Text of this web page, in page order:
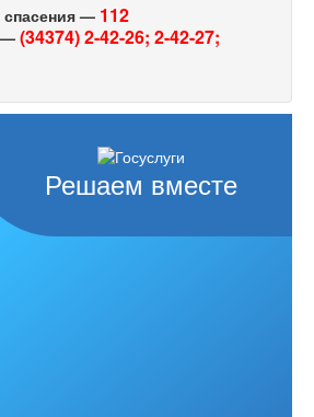
— 112
—(34374) 2-42-26; 2-42-27;
Решаем вместе